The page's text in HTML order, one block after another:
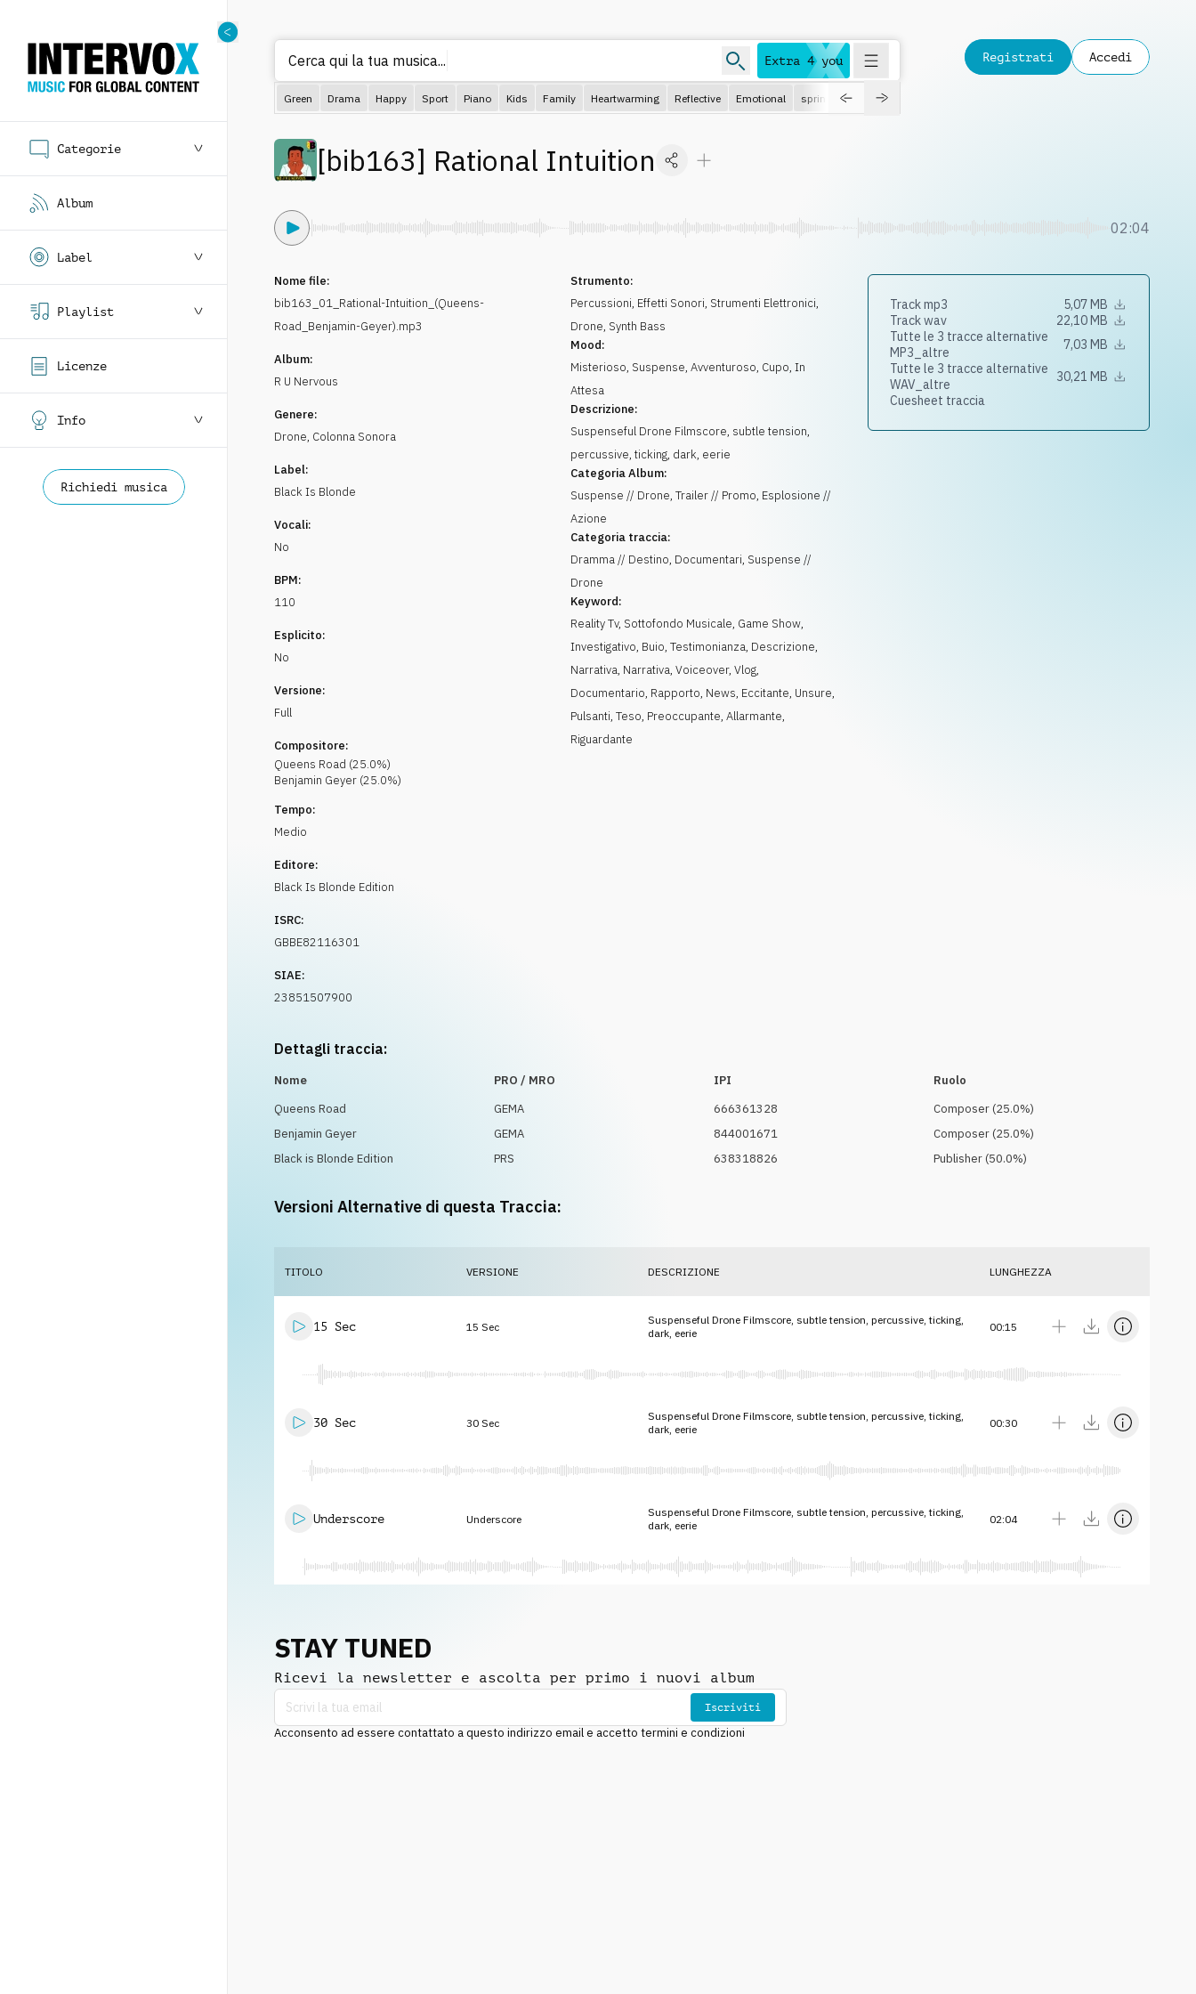
Categorie
Album
Label
Playlist
Licenze
Info
Richiedi musica
Extra 4 you
Cerca qui la tua musica...
Green Drama Happy Sport Piano Kids Family Heartwarming Reflective Emotional spring
Registrati Accedi
[bib163] Rational Intuition
02:04
Nome file:
bib163_01_Rational-Intuition_(Queens-
Road_Benjamin-Geyer).mp3
Album:
R U Nervous
Genere:
Drone, Colonna Sonora
Label:
Black Is Blonde
Vocali:
No
BPM:
110
Esplicito:
No
Versione:
Full
Compositore:
Queens Road (25.0%)
Benjamin Geyer (25.0%)
Tempo:
Medio
Editore:
Black Is Blonde Edition
ISRC:
GBBE82116301
SIAE:
23851507900
Strumento:
Percussioni, Effetti Sonori, Strumenti Elettronici,
Drone, Synth Bass
Mood:
Misterioso, Suspense,Avventuroso, Cupo,In
Attesa
Descrizione:
Suspenseful Drone Filmscore, subtle tension,
percussive, ticking, dark, eerie
Categoria Album:
Suspense // Drone, Trailer // Promo, Esplosione //
Azione
Categoria traccia:
Dramma // Destino, Documentari, Suspense //
Drone
Keyword:
Reality Tv, Sottofondo Musicale, Game Show,
Investigativo, Buio,Testimonianza, Descrizione,
Narrativa, Narrativa,Voiceover,Vlog,
Documentario, Rapporto, News, Eccitante, Unsure,
Pulsanti,Teso, Preoccupante,Allarmante,
Riguardante
Track mp3
5,07 MB
Track wav
22,10 MB
Tutte le 3 tracce alternative
MP3_altre
7,03 MB
Tutte le 3 tracce alternative
WAV_altre
30,21 MB
Cuesheet traccia
Dettagli traccia:
Nome PRO / MRO IPI
Ruolo
Queens Road
GEMA 666361328 Composer(25.0%)
Benjamin Geyer
GEMA 844001671 Composer(25.0%)
Black is Blonde Edition
PRS 638318826 Publisher(50.0%)
Versioni Alternative di questa Traccia:
TITOLO VERSIONE DESCRIZIONE LUNGHEZZA
15 Sec 15 Sec
Suspenseful Drone Filmscore, subtle tension, percussive, ticking,
dark, eerie
00:15
30 Sec 30 Sec
Suspenseful Drone Filmscore, subtle tension, percussive, ticking,
dark, eerie
00:30
Underscore Underscore
Suspenseful Drone Filmscore, subtle tension, percussive, ticking,
dark, eerie
02:04
STAY TUNED
Ricevi la newsletter e ascolta per primo i nuovi album
Iscriviti
Acconsento ad essere contattato a questo indirizzo email e accetto termini e condizioni